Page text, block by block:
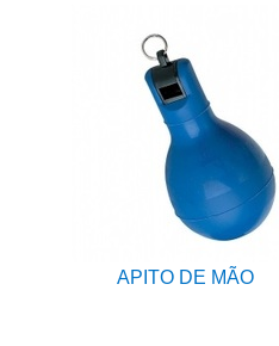
APITO DE MÃO